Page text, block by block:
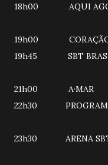
18h00
19h00
19h45
21h00
22h30
23h30